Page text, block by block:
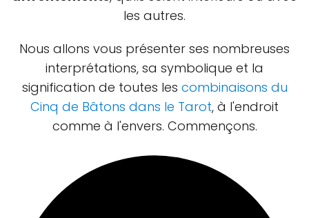
les autres.
Nous allons vous présenter ses nombreuses
interprétations, sa symbolique et la
signification de toutes les combinaisons du
Cinq de Bâtons dans le Tarot, à l'endroit
comme à l'envers. Commençons.